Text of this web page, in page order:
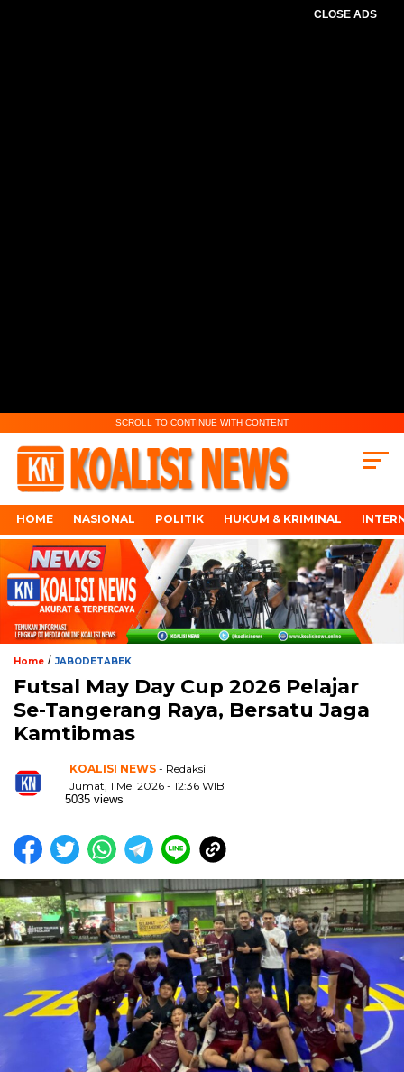
CLOSE ADS
SCROLL TO CONTINUE WITH CONTENT
HOME NASIONAL POLITIK HUKUM & KRIMINAL
Home / JABODETABEK
Futsal May Day Cup 2026 Pelajar
Se-Tangerang Raya, Bersatu Jaga
Kamtibmas
KOALISI NEWS - Redaksi
Jumat, 1 Mei 2026 - 12:36 WIB
5035 views